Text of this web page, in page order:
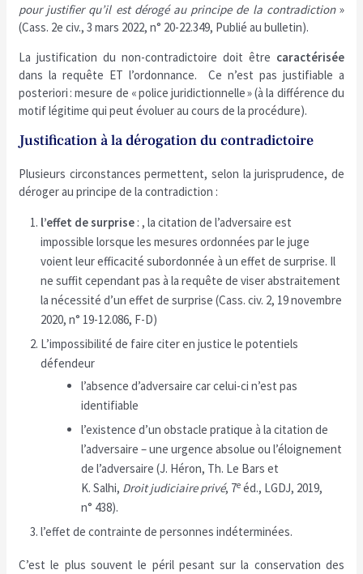
pour justifier qu’il est dérogé au principe de la contradiction »
(Cass. 2e civ., 3 mars 2022, n° 20-22.349, Publié au bulletin).
La justification du non-contradictoire doit être caractérisée
dans la requête ET l’ordonnance. Ce n’est pas justifiable a
posteriori : mesure de « police juridictionnelle » (à la différence du
motif légitime qui peut évoluer au cours de la procédure).
Justification à la dérogation du contradictoire
Plusieurs circonstances permettent, selon la jurisprudence, de
déroger au principe de la contradiction :
l’effet de surprise : , la citation de l’adversaire est
impossible lorsque les mesures ordonnées par le juge
voient leur efficacité subordonnée à un effet de surprise. Il
ne suffit cependant pas à la requête de viser abstraitement
la nécessité d’un effet de surprise (Cass. civ. 2, 19 novembre
2020, n° 19-12.086, F-D)
L’impossibilité de faire citer en justice le potentiels
défendeur
l’absence d’adversaire car celui-ci n’est pas
identifiable
l’existence d’un obstacle pratique à la citation de
l’adversaire – une urgence absolue ou l’éloignement
de l’adversaire (J. Héron, Th. Le Bars et
K. Salhi, Droit judiciaire privé, 7eéd., LGDJ, 2019,
n° 438).
l’effet de contrainte de personnes indéterminées.
C’est le plus souvent le péril pesant sur la conservation des